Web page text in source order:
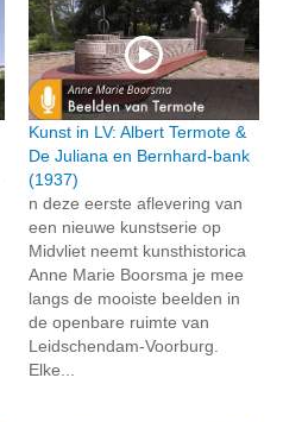
Kunst in LV: Albert Termote &
De Juliana en Bernhard-bank
(1937)
n deze eerste aflevering van
een nieuwe kunstserie op
Midvliet neemt kunsthistorica
Anne Marie Boorsma je mee
langs de mooiste beelden in
de openbare ruimte van
Leidschendam-Voorburg.
Elke...